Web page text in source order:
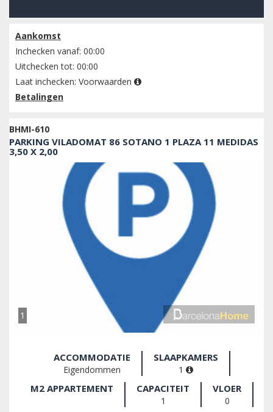
Aankomst
Inchecken vanaf: 00:00
Uitchecken tot: 00:00
Laat inchecken: Voorwaarden
Betalingen
BHMI-610
PARKING VILADOMAT 86 SOTANO 1 PLAZA 11 MEDIDAS
3,50 X 2,00
1
ACCOMMODATIE
Eigendommen
SLAAPKAMERS
1
M2 APPARTEMENT CAPACITEIT
1
VLOER
0